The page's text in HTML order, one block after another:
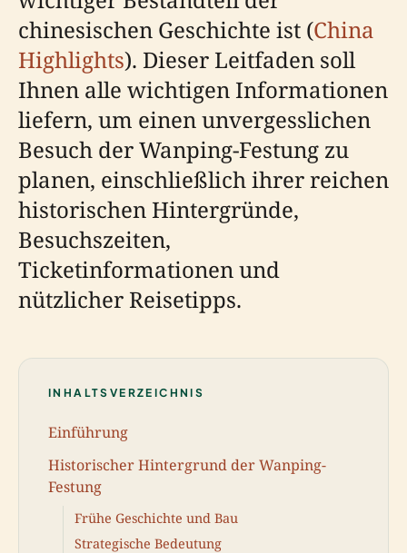
chinesischen Geschichte ist (China
Highlights). Dieser Leitfaden soll
Ihnen alle wichtigen Informationen
liefern, um einen unvergesslichen
Besuch der Wanping-Festung zu
planen, einschließlich ihrer reichen
historischen Hintergründe,
Besuchszeiten,
Ticketinformationen und
nützlicher Reisetipps.
INHALTSVERZEICHNIS
Einführung
Historischer Hintergrund der Wanping-
Festung
Frühe Geschichte und Bau
Strategische Bedeutung